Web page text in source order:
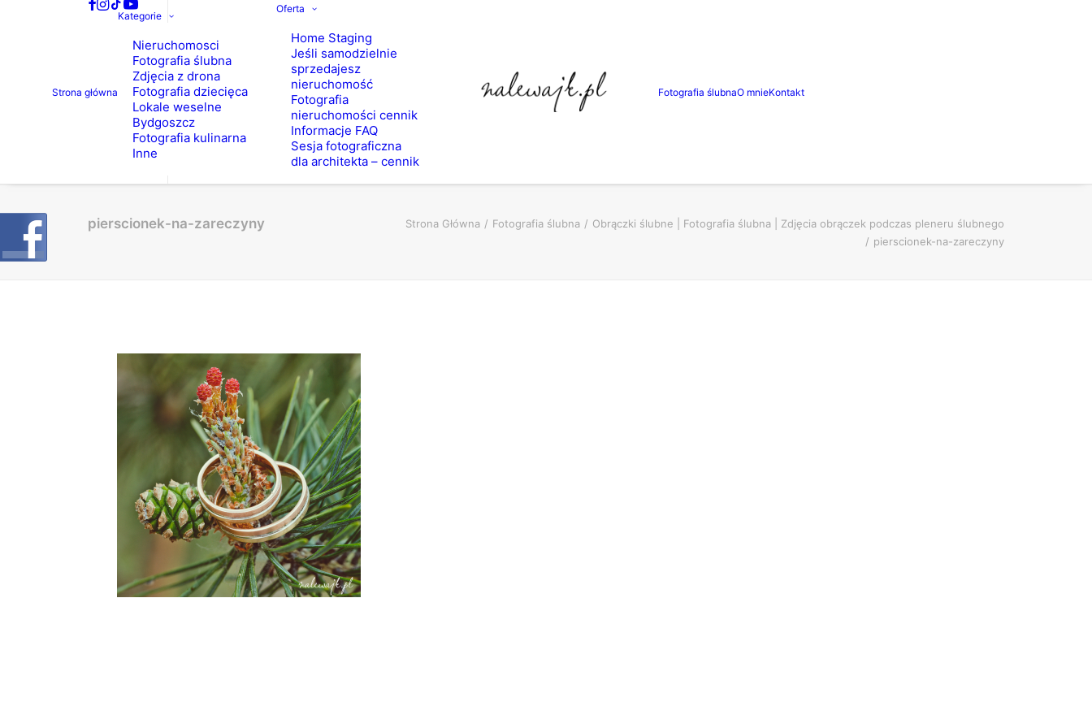
Strona główna
Kategorie
Nieruchomosci
Fotografia ślubna
Zdjęcia z drona
Fotografia dziecięca
Lokale weselne
Bydgoszcz
Fotografia kulinarna
Inne
Oferta
Home Staging
Jeśli samodzielnie
sprzedajesz
nieruchomość
Fotografia
nieruchomości cennik
Informacje FAQ
Sesja fotograficzna
dla architekta – cennik
Fotografia ślubnaO mnieKontakt
pierscionek-na-zareczyny Strona Główna Fotografia ślubna
Obrączki ślubne | Fotografia ślubna | Zdjęcia obrączek podczas pleneru ślubnego
pierscionek-na-zareczyny